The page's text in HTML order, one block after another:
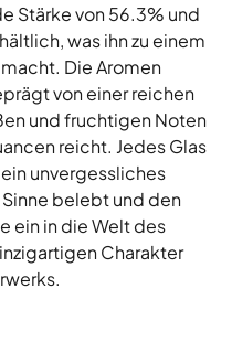
Stärke von 56.3% und
was ihn zu einem
Die Aromen
von einer reichen
und fruchtigen Noten
reicht. Jedes Glas
unvergessliches
belebt und den
ein in die Welt des
Charakter